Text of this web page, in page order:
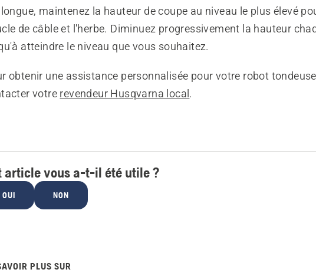
maintenez la hauteur de coupe au niveau le plus élevé
de câble et l'herbe. Diminuez progressivement la hauteur
atteindre le niveau que vous souhaitez.
obtenir une assistance personnalisée pour votre robot
votre revendeur Husqvarna local.
article vous a-t-il été utile ?
OUI NON
PLUS SUR